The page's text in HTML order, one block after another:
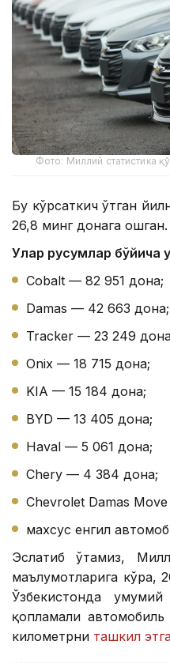
Фото: Миллий статистика
Бу кўрсаткич ўтган
26,8 минг донага ошган.
Улар русумлар бўйича
Cobalt — 82 951 дона;
Damas — 42 663 дона;
Tracker — 23 249
Onix — 18 715 дона;
KIA — 15 184 дона;
BYD — 13 405 дона;
Haval — 5 061 дона;
Chery — 4 384 дона;
Chevrolet Damas
махсус енгил
Эслатиб ўтамиз,
маълумотларига кўра,
Ўзбекистонда
қопламали
километрни ташкил